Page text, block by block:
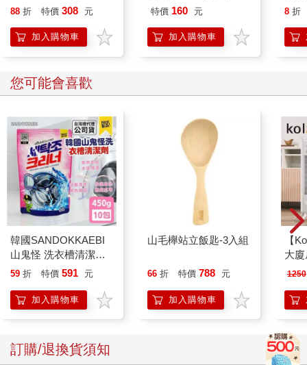
88 折 特價 308 元
加入購物車
特價 160 元
加入購物車
8 折
您可能會喜歡
韓國SANDOKKAEBI
山鬼怪 洗衣槽清潔劑
450公克-10包組
59 折 特價 591 元
加入購物車
山毛櫸站立飯匙-3入組
66 折 特價 788 元
加入購物車
【
大
1250
訂購/退換貨須知